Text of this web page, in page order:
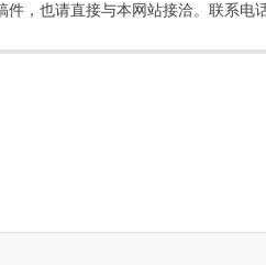
，也请直接与本网站接洽。联系电